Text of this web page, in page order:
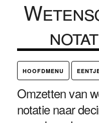
HOOFDMENU
Omzetten van
notatie naar